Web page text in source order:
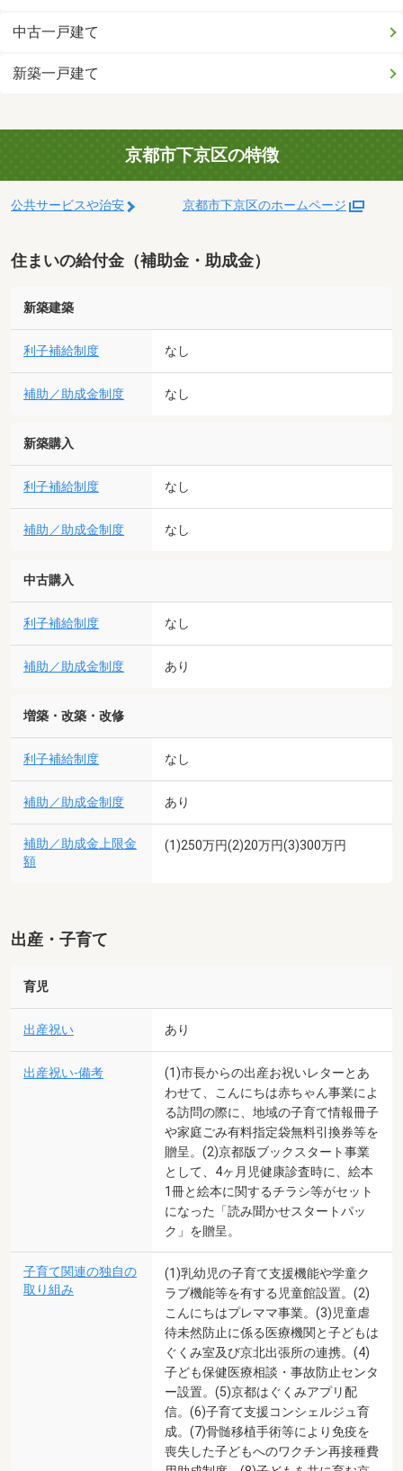
中古一戸建て
新築一戸建て
京都市下京区の特徴
公共サービスや治安 京都市下京区のホームページ
住まいの給付金（補助金・助成金）
新築建築
利子補給制度 なし
補助／助成金制度 なし
新築購入
利子補給制度 なし
補助／助成金制度 なし
中古購入
利子補給制度 なし
補助／助成金制度 あり
増築・改築・改修
利子補給制度 なし
補助／助成金制度 あり
補助／助成金上限金
額
(1)250万円(2)20万円(3)300万円
出産・子育て
育児
出産祝い あり
出産祝い-備考
(1)市長からの出産お祝いレターとあ
わせて、こんにちは赤ちゃん事業によ
る訪問の際に、地域の子育て情報冊子
や家庭ごみ有料指定袋無料引換券等を
贈呈。(2)京都版ブックスタート事業
として、4ヶ月児健康診査時に、絵本
1冊と絵本に関するチラシ等がセット
になった「読み聞かせスタートパッ
ク」を贈呈。
子育て関連の独自の
取り組み
(1)乳幼児の子育て支援機能や学童ク
ラブ機能等を有する児童館設置。(2)
こんにちはプレママ事業。(3)児童虐
待未然防止に係る医療機関と子どもは
ぐくみ室及び京北出張所の連携。(4)
子ども保健医療相談・事故防止センタ
ー設置。(5)京都はぐくみアプリ配
信。(6)子育て支援コンシェルジュ育
成。(7)骨髄移植手術等により免疫を
喪失した子どもへのワクチン再接種費